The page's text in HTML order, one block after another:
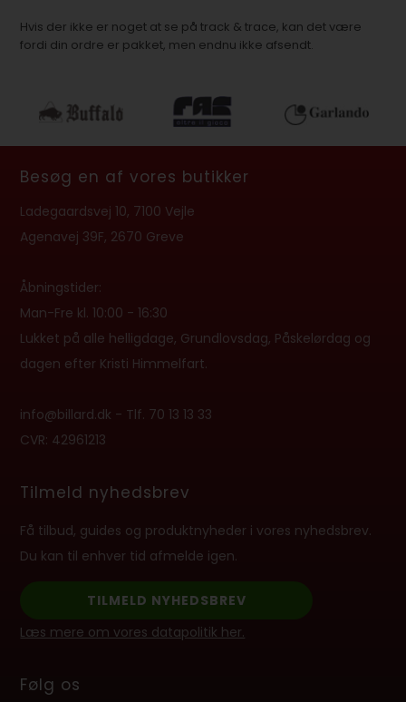
Hvis der ikke er noget at se på track & trace, kan det være
fordi din ordre er pakket, men endnu ikke afsendt.
Besøg en af vores butikker
Ladegaardsvej 10, 7100 Vejle
Agenavej 39F, 2670 Greve
Åbningstider:
Man-Fre kl. 10:00 - 16:30
Lukket på alle helligdage, Grundlovsdag, Påskelørdag og
dagen efter Kristi Himmelfart.
info@billard.dk - Tlf. 70 13 13 33
CVR: 42961213
Tilmeld nyhedsbrev
Få tilbud, guides og produktnyheder i vores nyhedsbrev.
Du kan til enhver tid afmelde igen.
TILMELD NYHEDSBREV
Læs mere om vores datapolitik her.
Følg os